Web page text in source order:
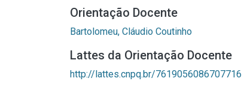
Orientação Docente
Bartolomeu, Cláudio Coutinho
Lattes da Orientação Docente
http://lattes.cnpq.br/7619056086707716